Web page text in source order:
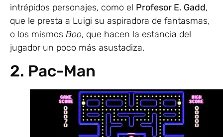
intrépidos personajes, como el Profesor E. Gadd,
que le presta a Luigi su aspiradora de fantasmas,
o los mismos Boo, que hacen la estancia del
jugador un poco más asustadiza.
2. Pac-Man